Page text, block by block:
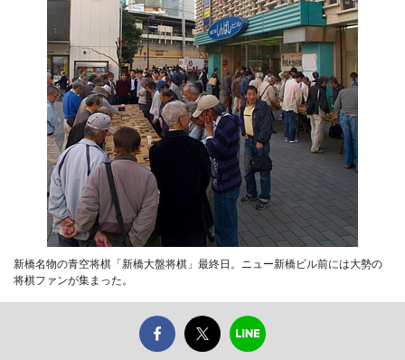
新橋名物の青空将棋「新橋大盤将棋」最終日。ニュー新橋ビル前には大勢の
将棋ファンが集まった。